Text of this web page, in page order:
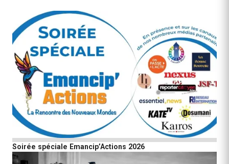
Soirée spéciale Emancip’Actions 2026